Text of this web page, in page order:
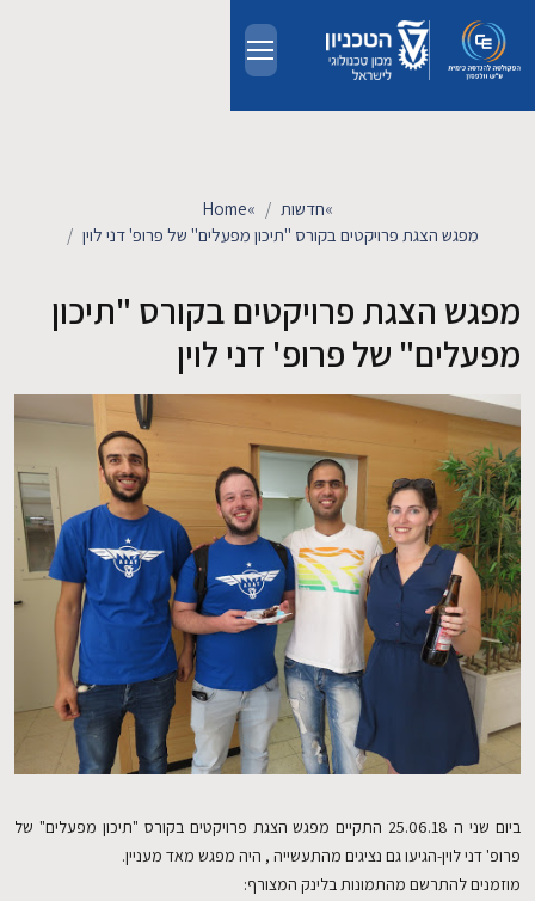
EN
מחקר
חדשות ואירועים
קשרי תעשייה
צרו קשר
Home» חדשות»
מפגש הצגת פרויקטים בקורס "תיכון מפעלים" של פרופ' דני לוין
מפגש הצגת פרויקטים בקורס "תיכון
מפעלים" של פרופ' דני לוין
ביום שני ה 25.06.18 התקיים מפגש הצגת פרויקטים בקורס "תיכון מפעלים" של
פרופ' דני לוין-הגיעו גם נציגים מהתעשייה , היה מפגש מאד מעניין.
מוזמנים להתרשם מהתמונות בלינק המצורף: